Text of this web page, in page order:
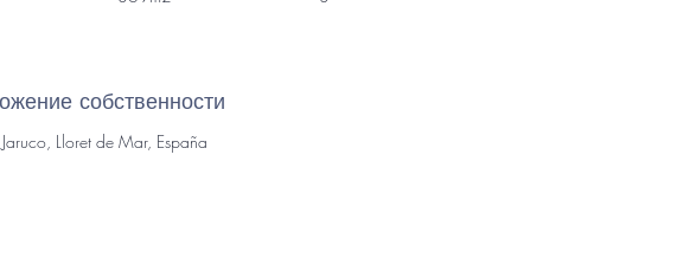
собственности
Lloret de Mar, España